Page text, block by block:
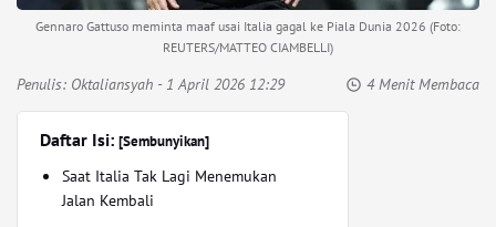
Gennaro Gattuso meminta maaf usai Italia gagal ke Piala Dunia 2026 (Foto:
REUTERS/MATTEO CIAMBELLI)
Penulis: Oktaliansyah - 1 April 2026 12:29 4 Menit Membaca
Daftar Isi: [Sembunyikan]
Saat Italia Tak Lagi Menemukan
Jalan Kembali